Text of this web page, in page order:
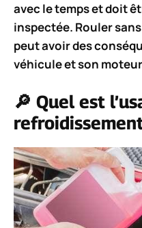
avec le temps et doit
inspectée. Rouler
peut avoir des
véhicule et son
🔎 Quel est